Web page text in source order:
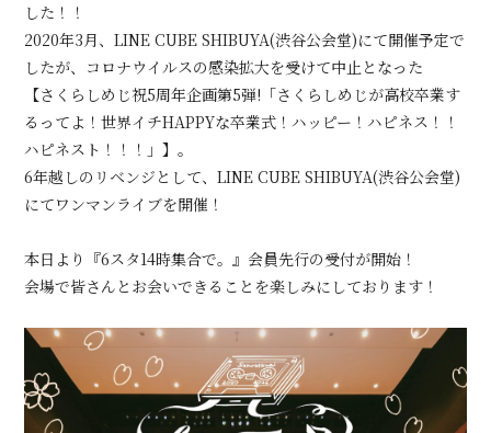
RADIO
NOTE
CONTACT
した！！
2020年3月、LINE CUBE SHIBUYA(渋谷公会堂)にて開催予定で
したが、コロナウイルスの感染拡大を受けて中止となった
【さくらしめじ祝5周年企画第5弾!「さくらしめじが高校卒業す
るってよ！世界イチHAPPYな卒業式！ハッピー！ハピネス！！
ハピネスト！！！」】。
6年越しのリベンジとして、LINE CUBE SHIBUYA(渋谷公会堂)
にてワンマンライブを開催！
本日より『6スタ14時集合で。』会員先行の受付が開始！
会場で皆さんとお会いできることを楽しみにしております！